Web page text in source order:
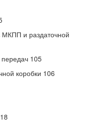
МКПП и раздаточной
105
коробки 106